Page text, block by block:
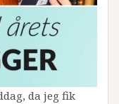
da jeg fik